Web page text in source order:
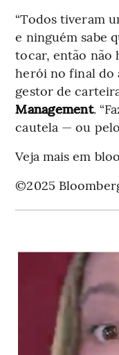
“Todos tiveram
e ninguém sabe
tocar, então não
herói no final do
gestor de
Management.
cautela — ou
Veja mais em
©2025